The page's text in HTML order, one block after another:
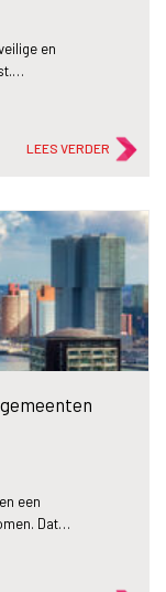
en
LEES VERDER
een
Dat…